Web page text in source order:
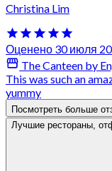
Christina Lim
Оценено 30 июля
The Canteen by
This was such an
yummy
Посмотреть больше
Лучшие рестораны,